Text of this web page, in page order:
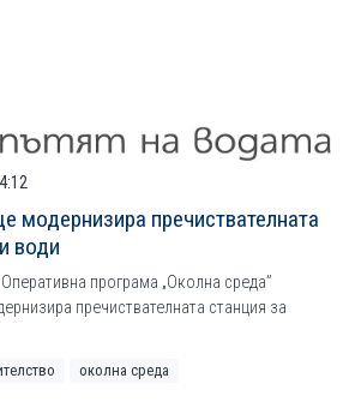
модернизира пречиствателната
води
програма „Околна среда”
пречиствателната станция за
околна среда